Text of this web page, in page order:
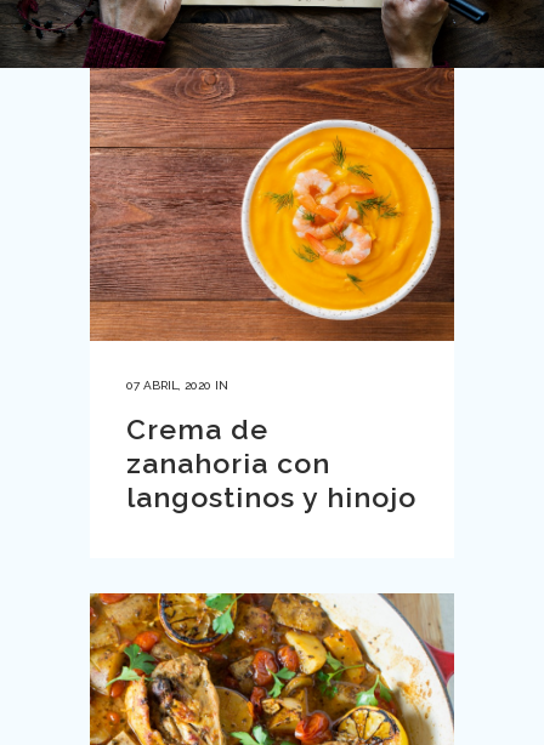
07 ABRIL, 2020 IN
Crema de
zanahoria con
langostinos y hinojo